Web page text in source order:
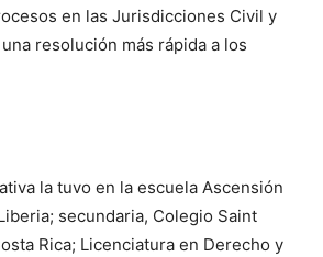
en las Jurisdicciones Civil y
resolución más rápida a los
la tuvo en la escuela Ascensión
secundaria, Colegio Saint
Rica; Licenciatura en Derecho y